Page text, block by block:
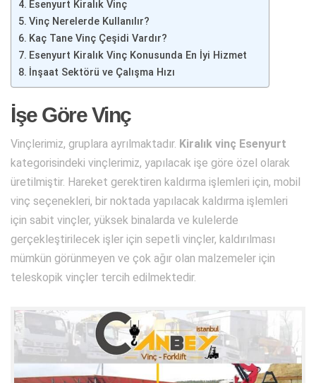
Esenyurt Kiralık Vinç
Vinç Nerelerde Kullanılır?
Kaç Tane Vinç Çeşidi Vardır?
Esenyurt Kiralık Vinç Konusunda En İyi Hizmet
İnşaat Sektörü ve Çalışma Hızı
İşe Göre Vinç
Vinçlerimiz, gruplara ayrılmaktadır. Kiralık vinç Esenyurt
kategorisindeki vinçlerimiz, yapılacak işe göre özel olarak
üretilmiştir. Hareket gerektiren kaldırma işlemleri için, mobil
vinç seçenekleri, bir noktada yapılacak kaldırma işlemleri
için sabit vinçler, yüksek binalarda ve kulelerde
gerçekleştirilecek işler için sepetli vinçler, kaldırılması
mümkün görünmeyen ve çok ağır olan malzemeler için
teleskopik vinçler tercih edilmektedir.